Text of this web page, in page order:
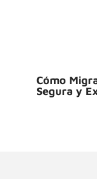
Cómo
Segura y